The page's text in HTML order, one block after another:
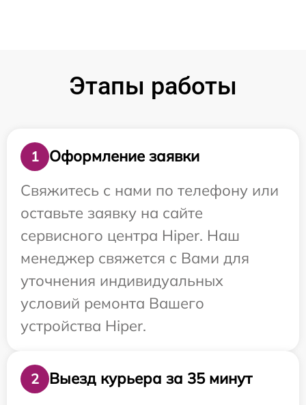
Этапы работы
1
Оформление заявки
Свяжитесь с нами по телефону или
оставьте заявку на сайте
сервисного центра Hiper. Наш
менеджер свяжется с Вами для
уточнения индивидуальных
условий ремонта Вашего
устройства Hiper.
2
Выезд курьера за 35 минут